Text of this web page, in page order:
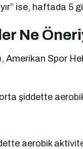
ise, haftada 5
Ne
Amerikan Spor
şiddette
aerobik